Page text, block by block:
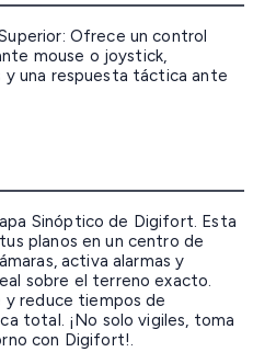
Ofrece un control
mouse o joystick,
una respuesta táctica ante
Sinóptico de Digifort. Esta
planos en un centro de
activa alarmas y
sobre el terreno exacto.
y reduce tiempos de
total. ¡No solo vigiles, toma
con Digifort!.